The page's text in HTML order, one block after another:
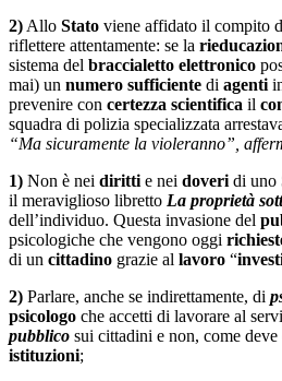
2) Allo Stato viene affidato il compito
riflettere attentamente: se la
sistema del braccialetto elettronico
mai) un numero sufficiente di agenti
prevenire con certezza scientifica il
squadra di polizia specializzata
“Ma sicuramente la violeranno”,
1) Non è nei diritti e nei doveri di uno
il meraviglioso libretto La proprietà
dell’individuo. Questa invasione del
psicologiche che vengono oggi
di un cittadino grazie al lavoro “
2) Parlare, anche se indirettamente, di
psicologo che accetti di lavorare al
pubblico sui cittadini e non, come deve
istituzioni;